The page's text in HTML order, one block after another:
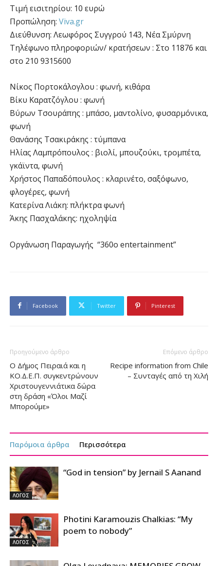
Τιμή εισιτηρίου: 10 ευρώ
Προπώληση: Viva.gr
Διεύθυνση: Λεωφόρος Συγγρού 143, Νέα Σμύρνη
Τηλέφωνο πληροφοριών/ κρατήσεων : Στο 11876 και
στο 210 9315600
Nίκος Πορτοκάλογλου : φωνή, κιθάρα
Βίκυ Καρατζόγλου : φωνή
Βύρων Τσουράπης : μπάσο, μαντολίνο, φυσαρμόνικα,
φωνή
Θανάσης Τσακιράκης : τύμπανα
Ηλίας Λαμπρόπουλος : βιολί, μπουζούκι, τρομπέτα,
γκάϊντα, φωνή
Χρήστος Παπαδόπουλος : κλαρινέτο, σαξόφωνο,
φλογέρες, φωνή
Κατερίνα Λιάκη: πλήκτρα φωνή
Άκης Πασχαλάκης: ηχοληψία
Οργάνωση Παραγωγής “360ο entertainment”
Facebook Twitter Pinterest
Προηγούμενο άρθρο
Ο Δήμος Πειραιά και η
ΚΟ.Δ.Ε.Π. συγκεντρώνουν
Χριστουγεννιάτικα δώρα
στη δράση «Όλοι Μαζί
Μπορούμε»
Επόμενο άρθρο
Recipe information from Chile
– Συνταγές από τη Χιλή
Παρόμοια άρθρα Περισσότερα
ΛΟΓΟΣ
“God in tension” by Jernail S Aanand
ΛΟΓΟΣ
Photini Karamouzis Chalkias: “My
poem to nobody”